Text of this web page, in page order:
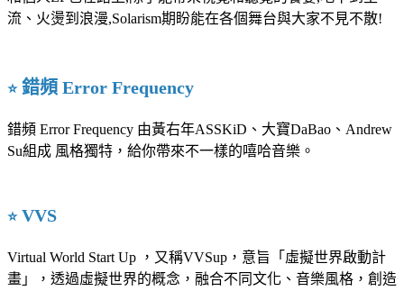
流、火燙到浪漫,Solarism期盼能在各個舞台與大家不見不散!
⭐️錯頻 Error Frequency
錯頻 Error Frequency 由黃右年ASSKiD、大寶DaBao、Andrew
Su組成 風格獨特，給你帶來不一樣的嘻哈音樂。
⭐️VVS
Virtual World Start Up ，又稱VVSup，意旨「虛擬世界啟動計
畫」，透過虛擬世界的概念，融合不同文化、音樂風格，創造